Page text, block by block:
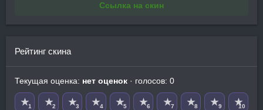
Ссылка на скин
Рейтинг скина
Текущая оценка: нет оценок · голосов: 0
★1 ★2 ★3 ★4 ★5 ★6 ★7 ★8 ★9 ★10